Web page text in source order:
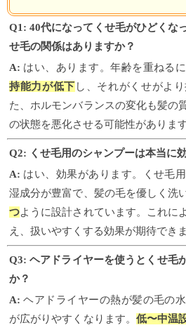
Q1: 40代になってくせ毛がひどくな
せ毛の関係はありますか？
A: はい、あります。年齢を重ねる
持能力が低下 し、それがくせがよ
た、ホルモンバランスの変化も髪の
の状態を悪化させる可能性があります
Q2: くせ毛用のシャンプーは本当に
A: はい、効果があります。くせ毛
湿成分が豊富で、髪の毛を優しく洗
つように設計されています。これに
え、扱いやすくする効果が期待できま
Q3: ヘアドライヤーを使うとくせ毛
か？
A: ヘアドライヤーの熱が髪の毛の
が広がりやすくなります。 低〜中温